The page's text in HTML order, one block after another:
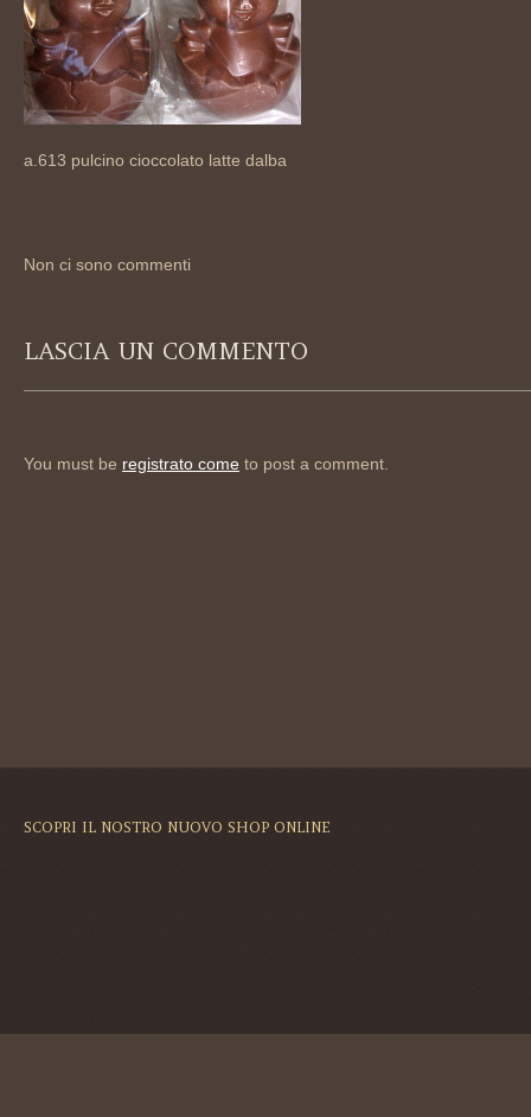
a.613 pulcino cioccolato latte dalba
Non ci sono commenti
LASCIA UN COMMENTO
You must be registrato come to post a comment.
SCOPRI IL NOSTRO NUOVO SHOP ONLINE